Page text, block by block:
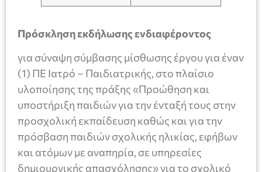
Πρόσκληση εκδήλωσης ενδιαφέροντος
για σύναψη σύμβασης μίσθωσης έργου για έναν
(1) ΠΕ Ιατρό – Παιδιατρικής, στο πλαίσιο
υλοποίησης της πράξης «Προώθηση και
υποστήριξη παιδιών για την ένταξή τους στην
προσχολική εκπαίδευση καθώς και για την
πρόσβαση παιδιών σχολικής ηλικίας, εφήβων
και ατόμων με αναπηρία, σε υπηρεσίες
δημιουργικής απασχόλησης» για το σχολικό